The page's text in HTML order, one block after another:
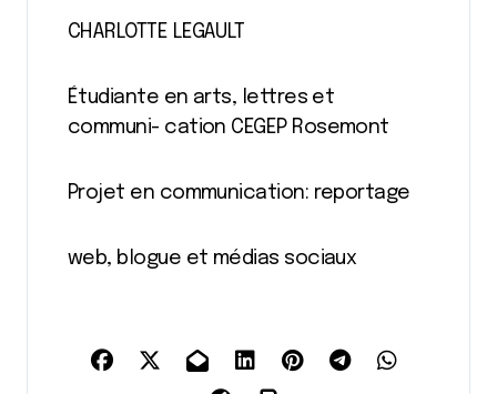
CHARLOTTE LEGAULT
Étudiante en arts, lettres et
communi- cation CEGEP Rosemont
Projet en communication: reportage
web, blogue et médias sociaux